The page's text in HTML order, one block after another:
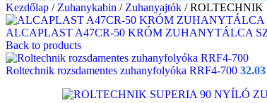
Kezdőlap / Zuhanykabin / Zuhanyajtók / ROLTECHNIK
ALCAPLAST A47CR-50 KRÓM ZUHANYTÁLCA
Back to products
Roltechnik rozsdamentes zuhanyfolyóka RRF4-700